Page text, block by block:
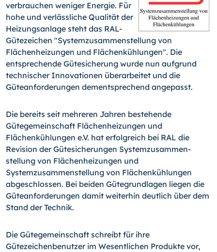
verbrauchen weniger Energie. Für
hohe und verlässliche Qualität der
Heizungsanlage steht das RAL-
Gütezeichen "Systemzusammenstellung von
Flächenheizungen und Flächenkühlungen". Die
entsprechende Gütesicherung wurde nun aufgrund
technischer Innovationen überarbeitet und die
Güteanforderungen dementsprechend angepasst.
Die bereits seit mehreren Jahren bestehende
Gütegemeinschaft Flächenheizungen und
Flächenkühlungen e.V. hat erfolgreich bei RAL die
Revision der Gütesicherungen Systemzusammen­
stellung von Flächenheizungen und
Systemzusammenstellung von Flächenkühlungen
abgeschlossen. Bei beiden Gütegrundlagen liegen die
Güteanforderungen damit weiterhin deutlich über dem
Stand der Technik.
Die Gütegemeinschaft schreibt für ihre
Gütezeichenbenutzer im Wesentlichen Produkte vor,